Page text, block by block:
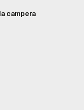
campera